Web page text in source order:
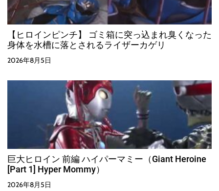
【ヒロインピンチ】 ゴミ箱に突っ込まれ臭くなった
身体を水槽に落とされるライザーカゲリ
2026年8月5日
巨大ヒロイン 前編 ハイパーマミー（Giant Heroine
[Part 1] Hyper Mommy）
2026年8月5日